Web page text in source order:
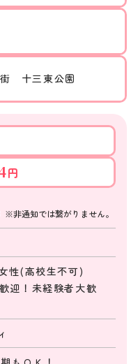
十三東公園
円
※非通知では繋がりません。
性(高校生不可)
迎！未経験者大歓